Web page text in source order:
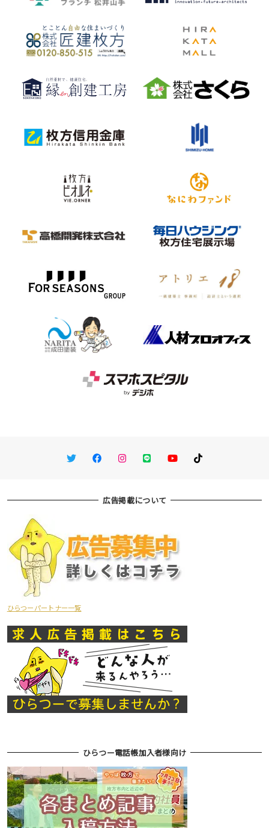
TwitterFacebookInstagram
LINE You TubeTikTok
広告掲載について
ひらつーパートナー一覧
ひらつー電話帳加入者様向け